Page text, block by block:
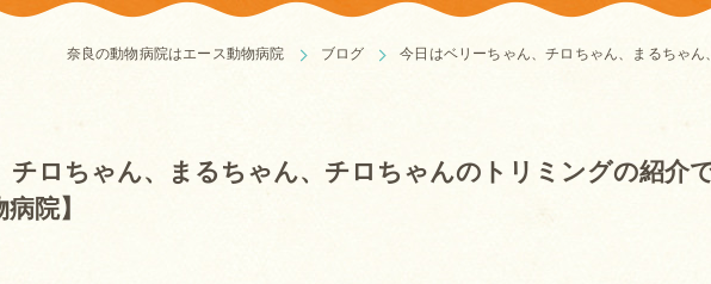
奈良の動物病院はエース動物病院 ブログ 今日はベリーちゃん、チロちゃん、まるちゃ
チロちゃん、まるちゃん、チロちゃんのトリミングの紹介
院】